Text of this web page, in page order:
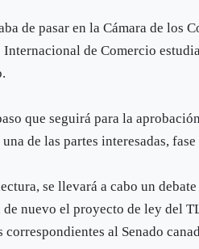
de pasar en la Cámara de los
de Comercio
que seguirá para la
de las partes interesadas,
se llevará a cabo un
de nuevo el proyecto de ley del
correspondientes al Senado